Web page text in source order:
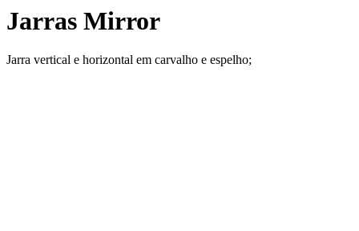
Jarras Mirror
Jarra vertical e horizontal em carvalho e espelho;